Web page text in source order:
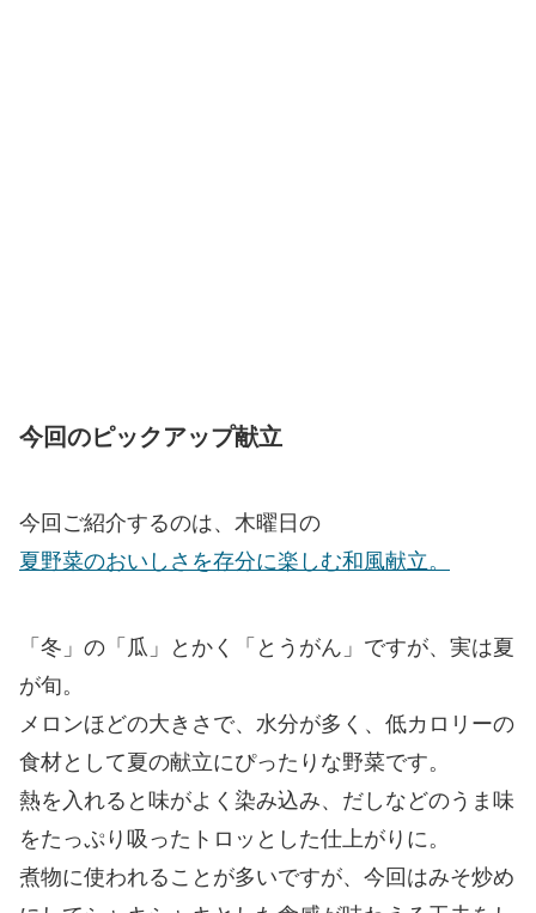
今回のピックアップ献立
今回ご紹介するのは、木曜日の
夏野菜のおいしさを存分に楽しむ和風献立。
「冬」の「瓜」とかく「とうがん」ですが、実は夏
が旬。
メロンほどの大きさで、水分が多く、低カロリーの
食材として夏の献立にぴったりな野菜です。
熱を入れると味がよく染み込み、だしなどのうま味
をたっぷり吸ったトロッとした仕上がりに。
煮物に使われることが多いですが、今回はみそ炒め